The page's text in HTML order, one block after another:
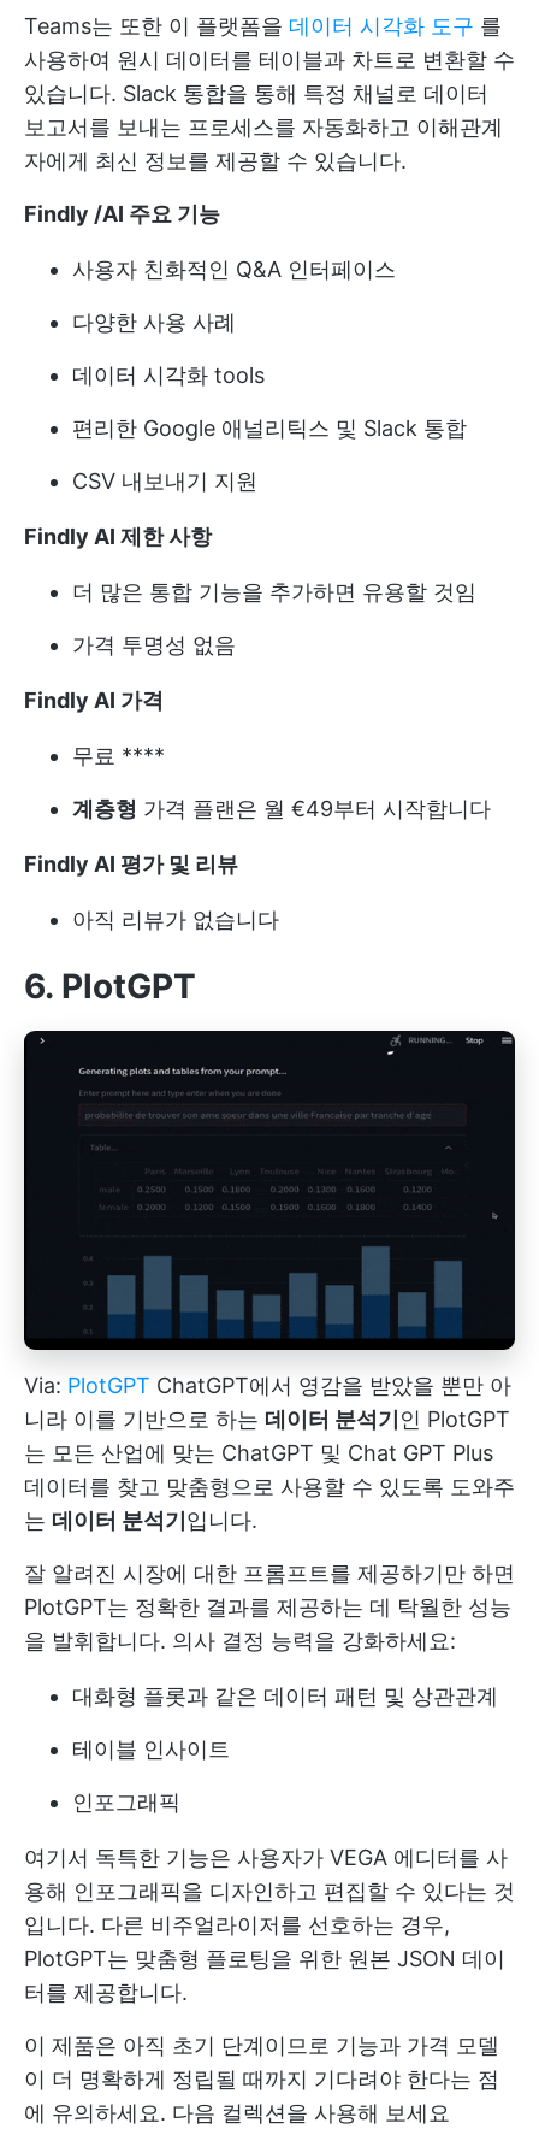
Teams는 또한 이 플랫폼을 데이터 시각화 도구 를
사용하여 원시 데이터를 테이블과 차트로 변환할 수
있습니다. Slack 통합을 통해 특정 채널로 데이터
보고서를 보내는 프로세스를 자동화하고 이해관계
자에게 최신 정보를 제공할 수 있습니다.
Findly /AI 주요 기능
사용자 친화적인 Q&A 인터페이스
다양한 사용 사례
데이터 시각화 tools
편리한 Google 애널리틱스 및 Slack 통합
CSV 내보내기 지원
Findly AI 제한 사항
더 많은 통합 기능을 추가하면 유용할 것임
가격 투명성 없음
Findly AI 가격
무료 ****
계층형 가격 플랜은 월 €49부터 시작합니다
Findly AI 평가 및 리뷰
아직 리뷰가 없습니다
6. PlotGPT
Via: PlotGPT ChatGPT에서 영감을 받았을 뿐만 아
니라 이를 기반으로 하는 데이터 분석기인 PlotGPT
는 모든 산업에 맞는 ChatGPT 및 Chat GPT Plus
데이터를 찾고 맞춤형으로 사용할 수 있도록 도와주
는 데이터 분석기입니다.
잘 알려진 시장에 대한 프롬프트를 제공하기만 하면
PlotGPT는 정확한 결과를 제공하는 데 탁월한 성능
을 발휘합니다. 의사 결정 능력을 강화하세요:
대화형 플롯과 같은 데이터 패턴 및 상관관계
테이블 인사이트
인포그래픽
여기서 독특한 기능은 사용자가 VEGA 에디터를 사
용해 인포그래픽을 디자인하고 편집할 수 있다는 것
입니다. 다른 비주얼라이저를 선호하는 경우,
PlotGPT는 맞춤형 플로팅을 위한 원본 JSON 데이
터를 제공합니다.
이 제품은 아직 초기 단계이므로 기능과 가격 모델
이 더 명확하게 정립될 때까지 기다려야 한다는 점
에 유의하세요. 다음 컬렉션을 사용해 보세요